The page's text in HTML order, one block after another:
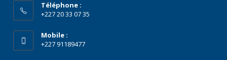
Téléphone :
+227 20 33 07 35
Mobile :
+227 91189477